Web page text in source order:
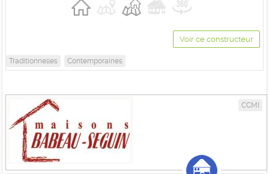
Voir ce constructeur
Traditionnelles Contemporaines
CCMI